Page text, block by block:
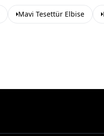
Mavi Tesettür Elbise